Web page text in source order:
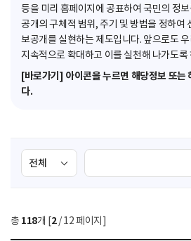
등을 미리 홈페이지에 공표하여 국민의 정
공개의 구체적 범위, 주기 및 방법을 정하여
보공개를 실현하는 제도입니다. 앞으로도
지속적으로 확대하고 이를 실천해 나가도록
[바로가기] 아이콘을 누르면 해당정보 또는
다.
검
색
선
색
총 118개 [2/ 12 페이지]